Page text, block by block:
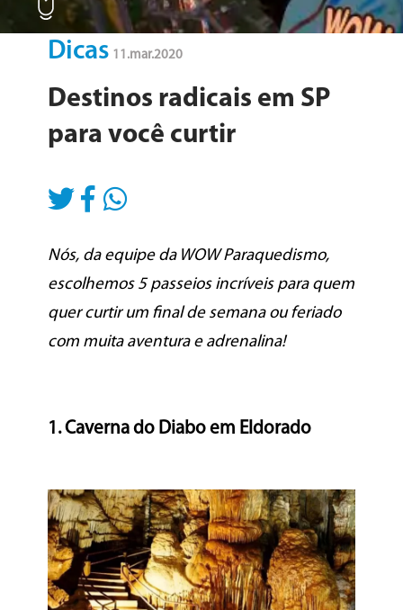
Dicas 11.mar.2020
Destinos radicais em SP
para você curtir
Nós, da equipe da WOW Paraquedismo,
escolhemos 5 passeios incríveis para quem
quer curtir um final de semana ou feriado
com muita aventura e adrenalina!
1. Caverna do Diabo em Eldorado